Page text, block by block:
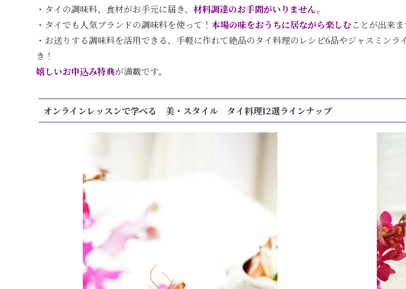
・タイの調味料、食材がお手元に届き、 材料調達のお手間がいりません。
・タイでも人気ブランドの調味料を使って！ 本場の味をおうちに居ながら楽しむことが出来ま
・お送りする調味料を活用できる、手軽に作れて絶品のタイ料理のレシピ6品やジャスミン
き！
嬉しいお申込み特典が満載です。
オンラインレッスンで学べる 美・スタイル タイ料理12選ラインナップ